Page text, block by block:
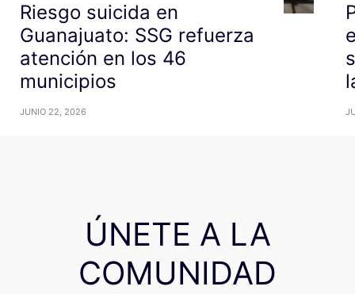
Riesgo suicida en
Guanajuato: SSG refuerza
atención en los 46
municipios
JUNIO 22, 2026
ÚNETE A LA
COMUNIDAD